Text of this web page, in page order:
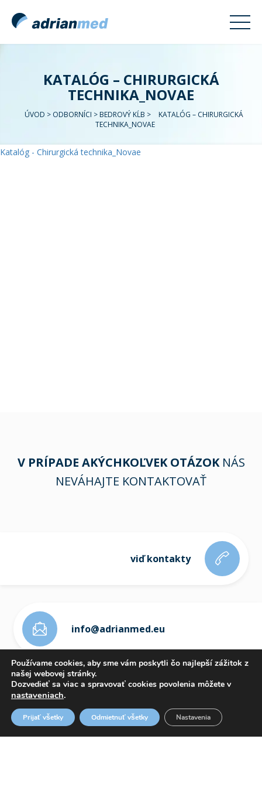
KATALÓG – CHIRURGICKÁ
TECHNIKA_NOVAE
ÚVOD > ODBORNÍCI > BEDROVÝ KĹB >
KATALÓG – CHIRURGICKÁ
TECHNIKA_NOVAE
Katalóg - Chirurgická technika_Novae
V PRÍPADE AKÝCHKOĽVEK OTÁZOKNÁS
NEVÁHAJTE KONTAKTOVAŤ
viď kontakty
info@adrianmed.eu
ETICKÝ KÓDEX
Používame cookies, aby sme vám poskytli čo najlepší zážitok z
našej webovej stránky.
Dozvedieť sa viac a spravovať cookies povolenia môžete v
nastaveniach.
Prijať všetky Odmietnuť všetky Nastavenia